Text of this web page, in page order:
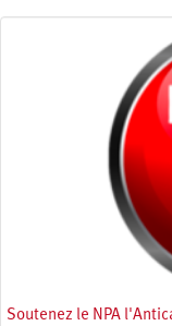
Soutenez le NPA